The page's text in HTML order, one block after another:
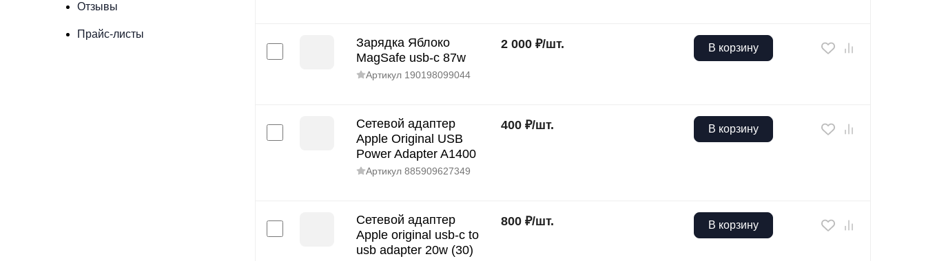
Отзывы
Прайс-листы
Зарядка Яблоко
MagSafe usb-c 87w
Артикул 190198099044
2 000 ₽/шт. В корзину
Сетевой адаптер
Apple Original USB
Power Adapter A1400
Артикул 885909627349
400 ₽/шт. В корзину
Сетевой адаптер
Apple original usb-c to
usb adapter 20w (30)
800 ₽/шт. В корзину